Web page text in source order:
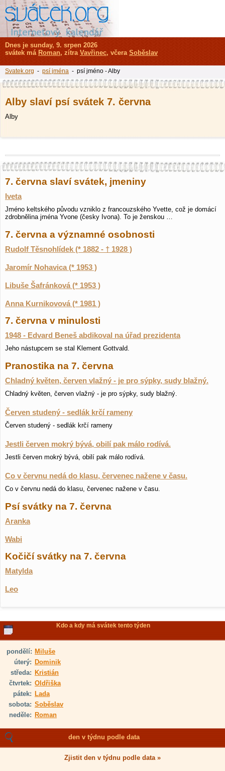
Alby slaví psí svátek 7. června
Alby
7. června slaví svátek, jmeniny
Iveta
Jméno keltského původu vzniklo z francouzského Yvette, což je domácí
zdrobnělina jména Yvone (česky Ivona). To je ženskou …
7. června a významné osobnosti
Rudolf Těsnohlídek (* 1882 - † 1928 )
Jaromír Nohavica (* 1953 )
Libuše Šafránková (* 1953 )
Anna Kurnikovová (* 1981 )
7. června v minulosti
1948 - Edvard Beneš abdikoval na úřad prezidenta
Jeho nástupcem se stal Klement Gottvald.
Pranostika na 7. června
Chladný květen, červen vlažný - je pro sýpky, sudy blažný.
Chladný květen, červen vlažný - je pro sýpky, sudy blažný.
Červen studený - sedlák krčí rameny
Červen studený - sedlák krčí rameny
Jestli červen mokrý bývá, obilí pak málo rodívá.
Jestli červen mokrý bývá, obilí pak málo rodívá.
Co v červnu nedá do klasu, červenec nažene v času.
Co v červnu nedá do klasu, červenec nažene v času.
Psí svátky na 7. června
Aranka
Wabi
Kočičí svátky na 7. června
Matylda
Leo
Kdo a kdy má svátek tento týden
pondělí: Miluše
úterý: Dominik
středa: Kristián
čtvrtek: Oldřiška
pátek: Lada
sobota: Soběslav
neděle: Roman
den v týdnu podle data
Zjistit den v týdnu podle data »
Dnes je sunday, 9. srpen 2026
svátek má Roman, zítra Vavřinec, včera Soběslav
Svatek.org - psí jména - psí jméno - Alby